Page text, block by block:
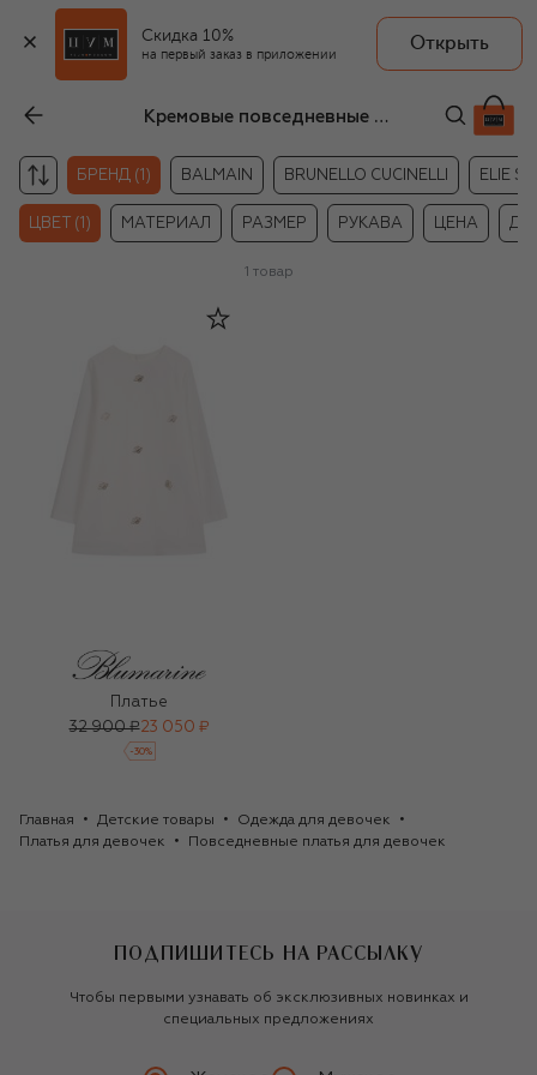
Скидка 10%
на первый заказ в приложении
Открыть
Кремовые повседневные платья для девочек Blumarine
БРЕНД (1) BALMAIN BRUNELLO CUCINELLI ELIE
ЦВЕТ (1) МАТЕРИАЛ РАЗМЕР РУКАВА ЦЕНА
1 товар
Платье
32 900 ₽23 050 ₽
-30%
Главная Детские товары
Одежда для девочек
Платья для девочек
Повседневные платья для девочек
ПОДПИШИТЕСЬ НА РАССЫЛКУ
Чтобы первыми узнавать об эксклюзивных новинках и
специальных предложениях